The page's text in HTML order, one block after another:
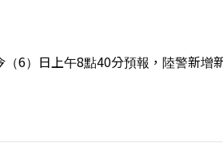
6）日上午8點40分預報，陸警新增